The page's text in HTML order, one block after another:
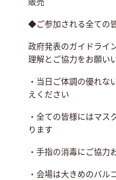
◆ご参加される全ての
政府発表のガイドライ
理解とご協力をお願い
・当日ご体調の優れな
えください
・全ての皆様にはマス
ります
・手指の消毒にご協力
・会場は大きめのバル